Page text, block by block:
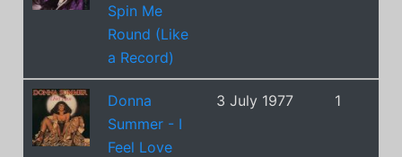
Spin Me
Round (Like
a Record)
Donna
Summer - I
Feel Love
3 July 1977 1